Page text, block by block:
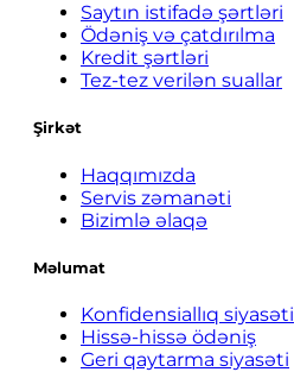
Saytın istifadə şərtləri
Ödəniş və çatdırılma
Kredit şərtləri
Tez-tez verilən suallar
Şirkət
Haqqımızda
Servis zəmanəti
Bizimlə əlaqə
Məlumat
Konfidensiallıq siyasəti
Hissə-hissə ödəniş
Geri qaytarma siyasəti